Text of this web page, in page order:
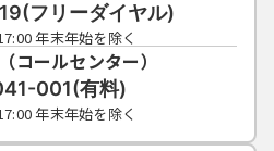
フリーダイヤル)
年末年始を除く
コールセンター）
001(有料)
年末年始を除く